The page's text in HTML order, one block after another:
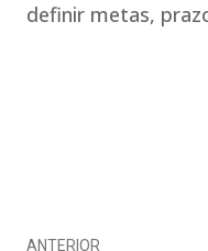
definir metas,
ANTERIOR